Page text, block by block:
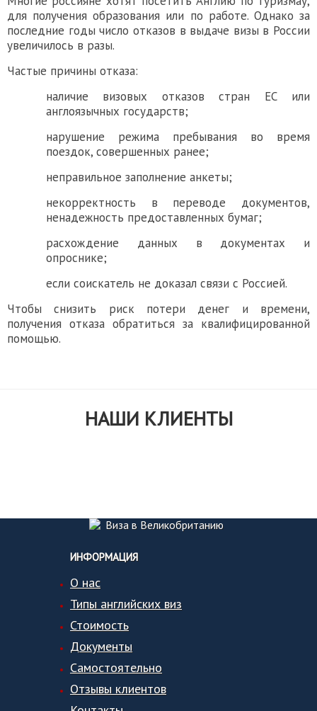
для получения образования или по работе. Однако за
последние годы число отказов в выдаче визы в России
увеличилось в разы.
Частые причины отказа:
наличие визовых отказов стран ЕС или
англоязычных государств;
нарушение режима пребывания во время
поездок, совершенных ранее;
неправильное заполнение анкеты;
некорректность в переводе документов,
ненадежность предоставленных бумаг;
расхождение данных в документах и
опроснике;
если соискатель не доказал связи с Россией.
Чтобы снизить риск потери денег и времени,
получения отказа обратиться за квалифицированной
помощью.
НАШИ КЛИЕНТЫ
ИНФОРМАЦИЯ
О нас
Типы английских виз
Стоимость
Документы
Самостоятельно
Отзывы клиентов